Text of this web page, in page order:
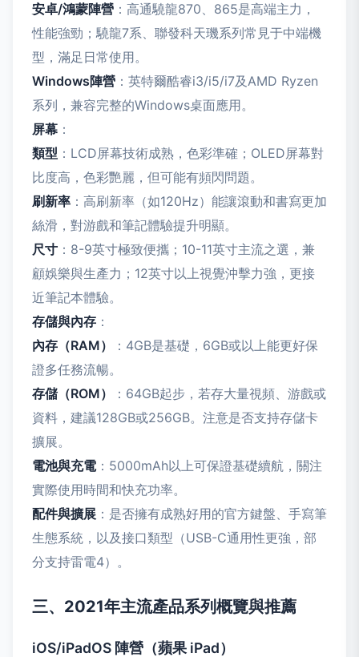
安卓/鴻蒙陣營 ：高通驍龍870、865是高端主力，
性能強勁；驍龍7系、聯發科天璣系列常見于中端機
型，滿足日常使用。
Windows陣營 ：英特爾酷睿i3/i5/i7及AMD Ryzen
系列，兼容完整的Windows桌面應用。
屏幕 ：
類型 ：LCD屏幕技術成熟，色彩準確；OLED屏幕對
比度高，色彩艷麗，但可能有頻閃問題。
刷新率 ：高刷新率（如120Hz）能讓滾動和書寫更加
絲滑，對游戲和筆記體驗提升明顯。
尺寸 ：8-9英寸極致便攜；10-11英寸主流之選，兼
顧娛樂與生產力；12英寸以上視覺沖擊力強，更接
近筆記本體驗。
存儲與內存 ：
內存（RAM）
：4GB是基礎，6GB或以上能更好保
證多任務流暢。
存儲（ROM）
：64GB起步，若存大量視頻、游戲或
資料，建議128GB或256GB。注意是否支持存儲卡
擴展。
電池與充電：5000mAh以上可保證基礎續航，關注
實際使用時間和快充功率。
配件與擴展 ：是否擁有成熟好用的官方鍵盤、手寫筆
生態系統，以及接口類型（USB-C通用性更強，部
分支持雷電4）。
三、2021年主流產品系列概覽與推薦
iOS/iPadOS 陣營（蘋果 iPad）